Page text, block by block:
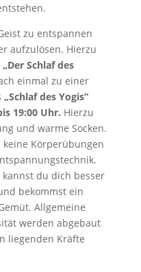
zu entspannen
aufzulösen. Hierzu
Schlaf des
einmal zu einer
„Schlaf des Yogis“
19:00 Uhr. Hierzu
und warme Socken.
Körperübungen
du dich besser
bekommst ein
Allgemeine
werden abgebaut
liegenden Kräfte